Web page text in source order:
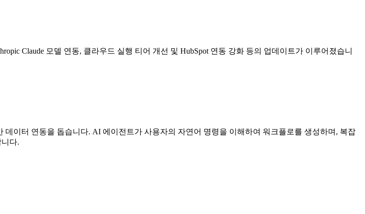
Claude 모델 연동, 클라우드 실행 티어 개선 및 HubSpot 연동 강화 등의 업데이트가 이루어졌습니
이터 연동을 돕습니다. AI 에이전트가 사용자의 자연어 명령을 이해하여 워크플로를 생성하며, 복잡
다.